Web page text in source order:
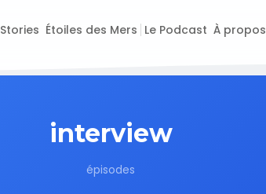
Stories Étoiles des Mers Le Podcast À propos
interview
épisodes